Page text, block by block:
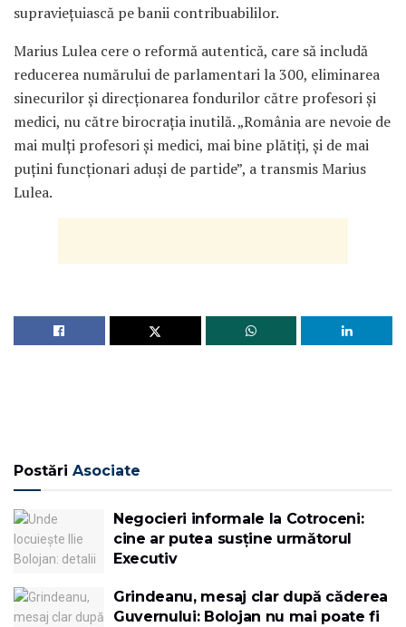
supraviețuiască pe banii contribuabililor.
Marius Lulea cere o reformă autentică, care să includă
reducerea numărului de parlamentari la 300, eliminarea
sinecurilor și direcționarea fondurilor către profesori și
medici, nu către birocrația inutilă. „România are nevoie de
mai mulți profesori și medici, mai bine plătiți, și de mai
puțini funcționari aduși de partide”, a transmis Marius
Lulea.
Postări Asociate
Negocieri informale la Cotroceni:
cine ar putea susține următorul
Executiv
Grindeanu, mesaj clar după căderea
Guvernului: Bolojan nu mai poate fi